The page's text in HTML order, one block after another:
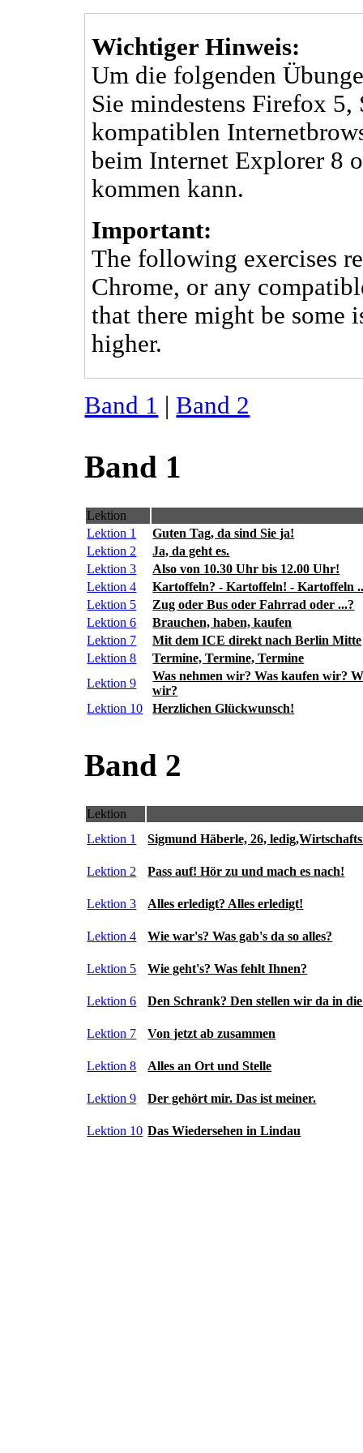
Wichtiger Hinweis:
Um die folgenden
Sie mindestens Firefox
kompatiblen
beim Internet Explorer 8
kommen kann.
Important:
The following exercises
Chrome, or any
that there might be some
higher.
Band 1 Band 2
Band 1
Lektion
Lektion 1
Guten Tag, da sind Sie ja!
Lektion 2
Ja, da geht es.
Lektion 3
Also von 10.30 Uhr bis 12.00 Uhr!
Lektion 4
Kartoffeln? - Kartoffeln! - Kartoffeln
Lektion 5
Zug oder Bus oder Fahrrad oder ...?
Lektion 6
Brauchen, haben, kaufen
Lektion 7
Mit dem ICE direkt nach Berlin Mitte
Lektion 8
Termine, Termine, Termine
Lektion 9
Was nehmen wir? Was kaufen wir?
wir?
Lektion 10
Herzlichen Glückwunsch!
Band 2
Lektion
Lektion 1
Sigmund Häberle, 26,
Lektion 2 Pass auf! Hör zu und mach es nach!
Lektion 3 Alles erledigt? Alles erledigt!
Lektion 4 Wie war's? Was gab's da so alles?
Lektion 5 Wie geht's? Was fehlt Ihnen?
Lektion 6 Den Schrank? Den stellen wir da in
Lektion 7 Von jetzt ab zusammen
Lektion 8 Alles an Ort und Stelle
Lektion 9 Der gehört mir. Das ist meiner.
Lektion 10 Das Wiedersehen in Lindau